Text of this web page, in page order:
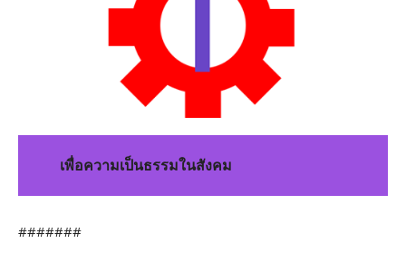
เพื่อความเป็นธรรมในสังคม
#######